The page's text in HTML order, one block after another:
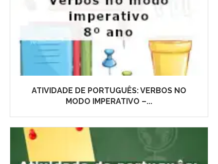
ATIVIDADE DE PORTUGUÊS: VERBOS NO
MODO IMPERATIVO –...